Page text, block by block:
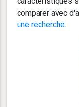
comparer avec
une recherche.